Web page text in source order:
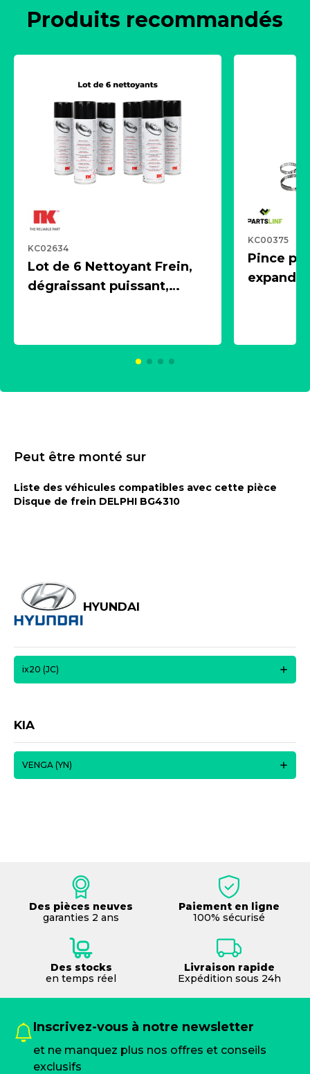
Produits recommandés
KC02634
Lot de 6 Nettoyant Frein,
dégraissant puissant,
KC00375
Pince
Peut être monté sur
Liste des véhicules compatibles avec cette pièce
Disque de frein DELPHI BG4310
HYUNDAI
ix20 (JC)
KIA
VENGA (YN)
Des pièces neuves
garanties 2 ans
Paiement en ligne
100% sécurisé
Des stocks
en temps réel
Livraison rapide
Expédition sous 24h
Inscrivez-vous à notre newsletter
et ne manquez plus nos offres et conseils
exclusifs